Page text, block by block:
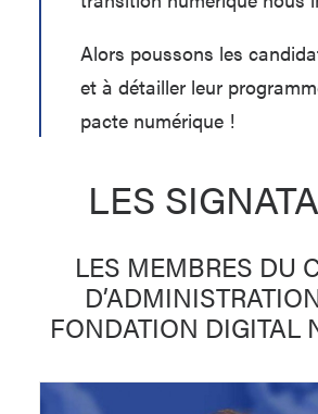
Alors poussons les
et à détailler leur
pacte numérique !
LES
LES MEMBRES DU
FONDATION DIGITAL